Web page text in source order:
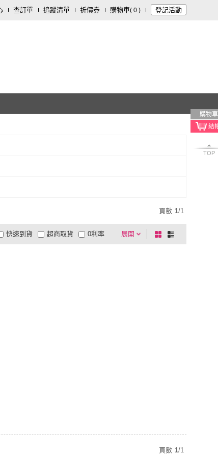
查訂單 追蹤清單 折價券 購物車( 0 ) 登記活動
購物車
TOP
頁數 1/1
展開
有影片
量 電視購物
快速到貨 超商取貨 0利率
棋
盤
列
頁數 1/1